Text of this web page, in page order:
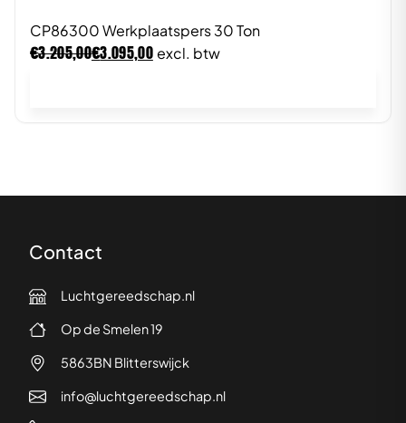
CP86300 Werkplaatspers 30 Ton
€3.205,00€3.095,00 excl. btw
Contact
Luchtgereedschap.nl
Op de Smelen 19
5863BN Blitterswijck
info@luchtgereedschap.nl